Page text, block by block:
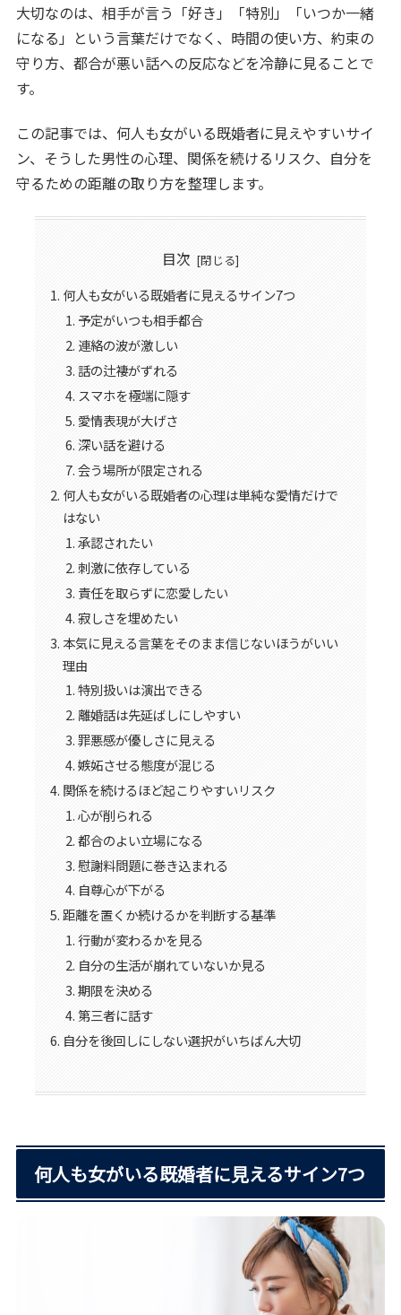
大切なのは、相手が言う「好き」「特別」「いつか一緒
になる」という言葉だけでなく、時間の使い方、約束の
守り方、都合が悪い話への反応などを冷静に見ることで
す。
この記事では、何人も女がいる既婚者に見えやすいサイ
ン、そうした男性の心理、関係を続けるリスク、自分を
守るための距離の取り方を整理します。
目次
何人も女がいる既婚者に見えるサイン7つ
予定がいつも相手都合
連絡の波が激しい
話の辻褄がずれる
スマホを極端に隠す
愛情表現が大げさ
深い話を避ける
会う場所が限定される
何人も女がいる既婚者の心理は単純な愛情だけで
はない
承認されたい
刺激に依存している
責任を取らずに恋愛したい
寂しさを埋めたい
本気に見える言葉をそのまま信じないほうがいい
理由
特別扱いは演出できる
離婚話は先延ばしにしやすい
罪悪感が優しさに見える
嫉妬させる態度が混じる
関係を続けるほど起こりやすいリスク
心が削られる
都合のよい立場になる
慰謝料問題に巻き込まれる
自尊心が下がる
距離を置くか続けるかを判断する基準
行動が変わるかを見る
自分の生活が崩れていないか見る
期限を決める
第三者に話す
自分を後回しにしない選択がいちばん大切
何人も女がいる既婚者に見えるサイン7つ